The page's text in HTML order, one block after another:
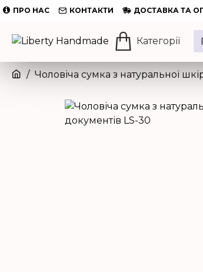
ПРО НАС КОНТАКТИ ДОСТАВКА ТА
Категорії
Чоловіча сумка з натуральної